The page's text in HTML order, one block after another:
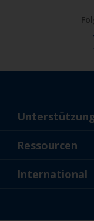
Über uns
Ressourcen
Aktuelles
International